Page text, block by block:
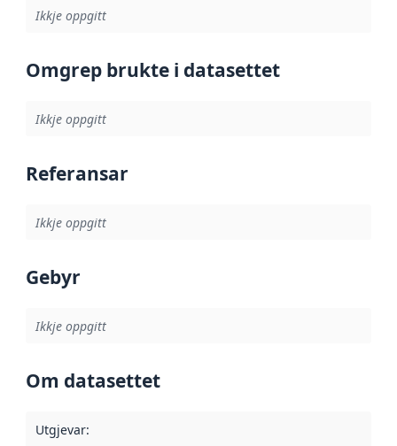
Ikkje oppgitt
Omgrep brukte i datasettet
Ikkje oppgitt
Referansar
Ikkje oppgitt
Gebyr
Ikkje oppgitt
Om datasettet
Utgjevar: